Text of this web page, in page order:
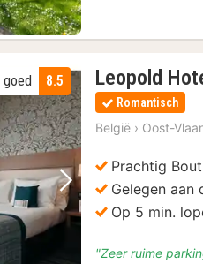
Volgende foto
8.5
goed Leopold
Romantisch
België › Oost-
Prachtig
Gelegen aan
Op 5 min.
"Zeer ruime
gids op de fiets